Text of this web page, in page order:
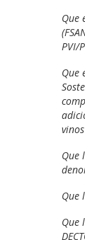
Que
PVI/
Que
Que
Que
Que